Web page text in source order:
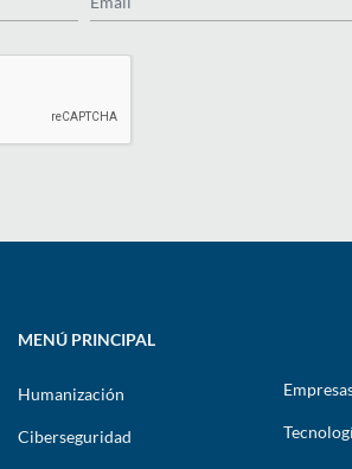
MENÚ PRINCIPAL
Humanización
Ciberseguridad